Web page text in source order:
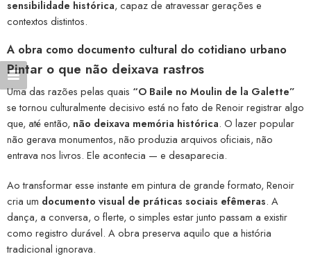
sensibilidade histórica, capaz de atravessar gerações e
contextos distintos.
A obra como documento cultural do cotidiano urbano
Pintar o que não deixava rastros
Uma das razões pelas quais “O Baile no Moulin de la Galette”
se tornou culturalmente decisivo está no fato de Renoir registrar algo
que, até então, não deixava memória histórica. O lazer popular
não gerava monumentos, não produzia arquivos oficiais, não
entrava nos livros. Ele acontecia — e desaparecia.
Ao transformar esse instante em pintura de grande formato, Renoir
cria um documento visual de práticas sociais efêmeras. A
dança, a conversa, o flerte, o simples estar junto passam a existir
como registro durável. A obra preserva aquilo que a história
tradicional ignorava.